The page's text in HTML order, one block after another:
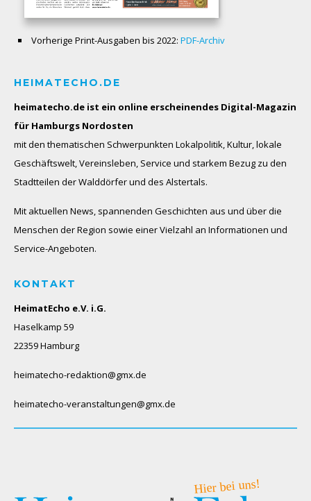
Vorherige Print-Ausgaben bis 2022: PDF-Archiv
HEIMATECHO.DE
heimatecho.de ist ein online erscheinendes Digital-Magazin
für Hamburgs Nordosten
mit den thematischen Schwerpunkten Lokalpolitik, Kultur, lokale
Geschäftswelt, Vereinsleben, Service und starkem Bezug zu den
Stadtteilen der Walddörfer und des Alstertals.
Mit aktuellen News, spannenden Geschichten aus und über die
Menschen der Region sowie einer Vielzahl an Informationen und
Service-Angeboten.
KONTAKT
HeimatEcho e.V. i.G.
Haselkamp 59
22359 Hamburg
heimatecho-redaktion@gmx.de
heimatecho-veranstaltungen@gmx.de